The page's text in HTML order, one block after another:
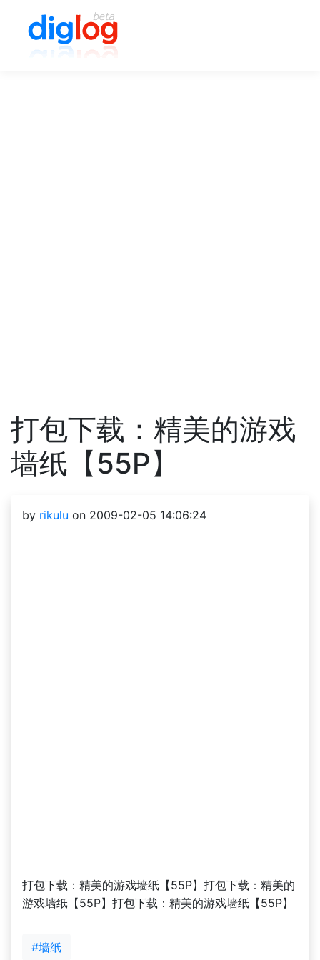
打包下载：精美的游戏
墙纸【55P】
by rikulu on 2009-02-05 14:06:24
打包下载：精美的游戏墙纸【55P】打包下载：精美的
游戏墙纸【55P】打包下载：精美的游戏墙纸【55P】
#墙纸